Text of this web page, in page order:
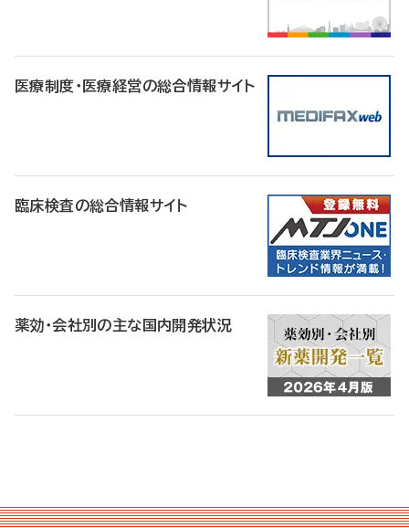
医療制度・医療経営の総合情報サイト
臨床検査の総合情報サイト
薬効・会社別の主な国内開発状況